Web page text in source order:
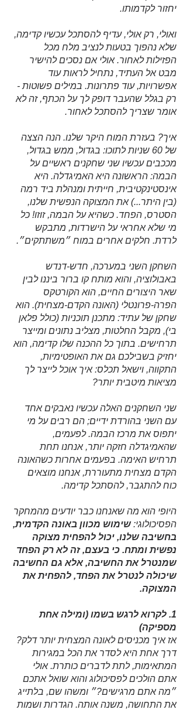
יחזור לקדמותו.
ואולי, רק אולי, עדיף להסתכל עכשיו קדימה,
שלא נהפוך בטעות לנציב מלח מכל
הפזילות לאחור. אולי אם נסכים להישיר
מבט אל העתיד, נתחיל לראות עוד
אפשרויות, עוד פתרונות. במילים פשוטות -
רק בגלל שהעבר דופק לך על הכתף, זה לא
אומר שצריך להסתכל לאחור.
איך? בעזרת המוח היקר שלנו. הנה הצצה
של 60 שניות לתוכו: בגדול, ממש בגדול,
מככבים עכשיו שני שחקנים ראשיים על
הבמה: הראשונה היא האמיגדלה. היא
אינסטינקטיבית, חייתית ומנהלת ביד רמה
(בין היתר...) את המצוקה הנפשית שלנו,
הסטרס, הפחד. כשהיא על הבמה, זוזו! כל
מי שלא אחראי על הישרדות, מתבקש
לרדת. חלקים אחרים במוח ״משתתקים״.
השחקן השני במערכה, חדש-דנדש
באבולוציה, והוא מותח קו ברור ביננו לבין
שאר היצורים החיים, הוא הקורטקס
הפרה-פרונטלי (האונה הקדם-מצחית). הוא
שחקן של עתיד: מתכנן תוכניות (כולל פלאן
בי), מקבל החלטות, מצליב נתונים ומייצר
תרחישים. בתוך כל ההכנה שלו קדימה, הוא
יחזיק בשבילכם גם את האופטימיות,
התקווה, וישאל תכלס: איך אוכל לייצר לך
מציאות מיטבית יותר?
שני השחקנים האלה עכשיו נאבקים אחד
עם השני בהורדת ידיים; הם רבים על מי
יתפוס את מרכז הבמה. לפעמים,
שהאמיגדלה חזקה יותר, אנחנו תחת
תרחיש האימה. בפעמים אחרות כשהאונה
הקדם מצחית מתעוררת, אנחנו מוצאים
כוח להתגבר, להסתכל קדימה.
היופי הוא מה שאנחנו כבר יודעים מהמחקר
הפסיכולוגי: שימוש מכוון באונה הקדמית,
בחשיבה שלנו, יכול להפחית מצוקה
נפשית ומתח. כי בעצם, זה לא רק הפחד
שמנטרל את החשיבה, אלא גם החשיבה
שיכולה לנטרל את הפחד, להפחית את
המצוקה.
1. לקרוא לרגש בשמו (ומילה אחת
מספיקה)
אז איך מכניסים לאונה המצחית יותר דלק?
דרך אחת היא לסדר את הכל במגירות
המתאימות, לתת לדברים כותרת. אולי
אתם הולכים לפסיכולוג והוא שואל אתכם
״מה אתם מרגישים?״ ומשהו שם, בלתייג
את התחושה, משנה אותה. הגדרות ושמות